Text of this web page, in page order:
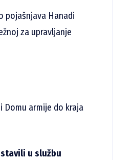
pojašnjava Hanadi
za upravljanje
Domu armije do kraja
u službu